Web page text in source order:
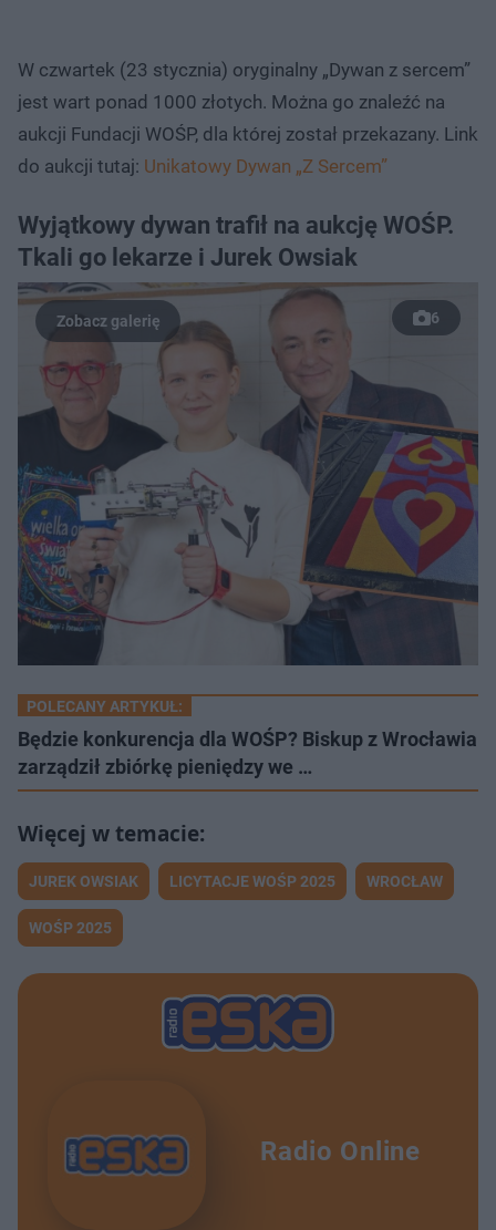
W czwartek (23 stycznia) oryginalny „Dywan z sercem”
jest wart ponad 1000 złotych. Można go znaleźć na
aukcji Fundacji WOŚP, dla której został przekazany. Link
do aukcji tutaj: Unikatowy Dywan „Z Sercem”
Wyjątkowy dywan trafił na aukcję WOŚP.
Tkali go lekarze i Jurek Owsiak
6
POLECANY ARTYKUŁ:
Będzie konkurencja dla WOŚP? Biskup z Wrocławia
zarządził zbiórkę pieniędzy we …
JUREK OWSIAK LICYTACJE WOŚP 2025 WROCŁAW
WOŚP 2025
Radio Online